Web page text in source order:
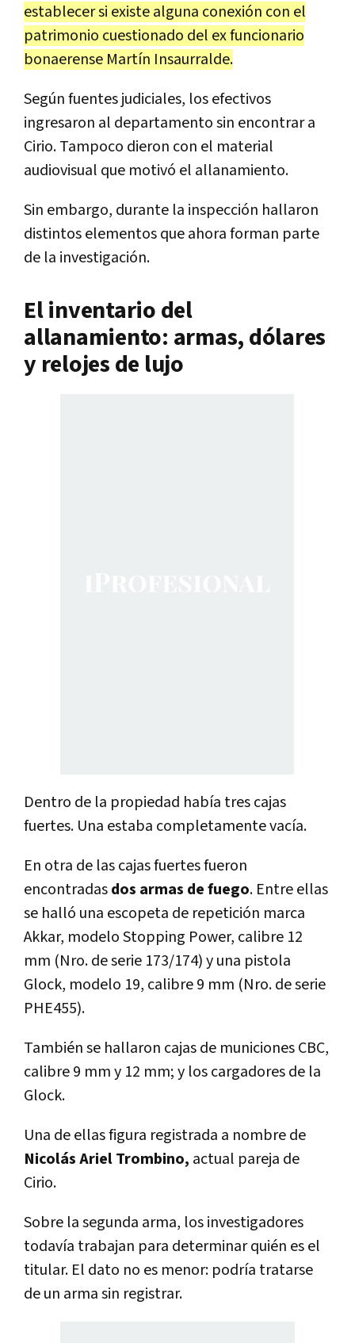
establecer si existe alguna conexión con el
patrimonio cuestionado del ex funcionario
bonaerense Martín Insaurralde.
Según fuentes judiciales, los efectivos
ingresaron al departamento sin encontrar a
Cirio. Tampoco dieron con el material
audiovisual que motivó el allanamiento.
Sin embargo, durante la inspección hallaron
distintos elementos que ahora forman parte
de la investigación.
El inventario del
allanamiento: armas, dólares
y relojes de lujo
Dentro de la propiedad había tres cajas
fuertes. Una estaba completamente vacía.
En otra de las cajas fuertes fueron
encontradasdos armas de fuego. Entre ellas
se halló una escopeta de repetición marca
Akkar, modelo Stopping Power, calibre 12
mm (Nro. de serie 173/174) y una pistola
Glock, modelo 19, calibre 9 mm (Nro. de serie
PHE455).
También se hallaron cajas de municiones CBC,
calibre 9 mm y 12 mm; y los cargadores de la
Glock.
Una de ellas figura registrada a nombre de
Nicolás Ariel Trombino, actual pareja de
Cirio.
Sobre la segunda arma, los investigadores
todavía trabajan para determinar quién es el
titular. El dato no es menor: podría tratarse
de un arma sin registrar.